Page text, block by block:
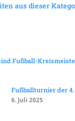
aus dieser
Fußball-
Fußballturnier der
6. Juli 2025